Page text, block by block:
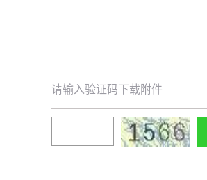
请输入验证码下载附件